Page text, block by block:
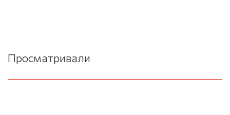
Просматривали